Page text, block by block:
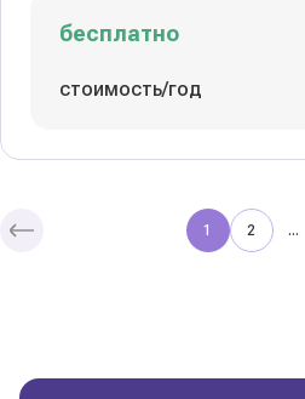
бесплатно
стоимость/год
колледж
1 2 ...